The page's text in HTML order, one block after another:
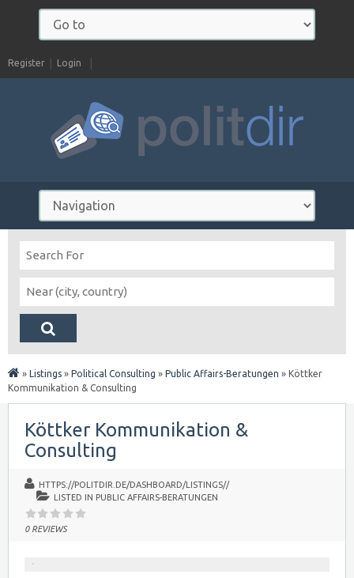
Register Login
» Listings » Political Consulting » Public Affairs-Beratungen » Köttker
Kommunikation & Consulting
Köttker Kommunikation &
Consulting
HTTPS://POLITDIR.DE/DASHBOARD/LISTINGS//
LISTED IN PUBLIC AFFAIRS-BERATUNGEN
0 REVIEWS